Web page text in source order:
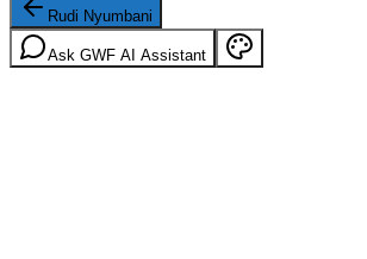
Rudi Nyumbani
Ask GWF AI Assistant